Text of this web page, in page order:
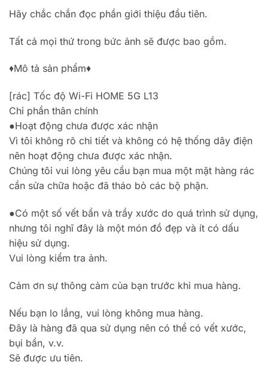
Hãy chắc chắn đọc phần giới thiệu đầu tiên.
Tất cả mọi thứ trong bức ảnh sẽ được bao gồm.
♦Mô tả sản phẩm♦️
[rác] Tốc độ Wi-Fi HOME 5G L13
Chỉ phần thân chính
●Hoạt động chưa được xác nhận
Vì tôi không rõ chi tiết và không có hệ thống dây điện
nên hoạt động chưa được xác nhận.
Chúng tôi vui lòng yêu cầu bạn mua một mặt hàng rác
cần sửa chữa hoặc đã tháo bỏ các bộ phận.
●Có một số vết bẩn và trầy xước do quá trình sử dụng,
nhưng tôi nghĩ đây là một món đồ đẹp và ít có dấu
hiệu sử dụng.
Vui lòng kiểm tra ảnh.
Cảm ơn sự thông cảm của bạn trước khi mua hàng.
Nếu bạn lo lắng, vui lòng không mua hàng.
Đây là hàng đã qua sử dụng nên có thể có vết xước,
bụi bẩn, v.v.
Sẽ được ưu tiên.